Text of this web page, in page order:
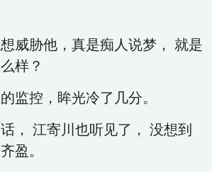
威胁他，真是痴人说梦， 就是
样？
监控，眸光冷了几分。
， 江寄川也听见了， 没想到
盈。